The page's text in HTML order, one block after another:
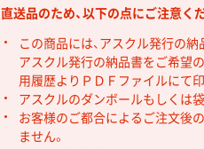
直送品のため、以下の点にご注意く
この商品には、アスクル発行の
アスクル発行の納品書をご希望
用履歴よりＰＤＦファイルにて
アスクルのダンボールもしくは
お客様のご都合によるご注文後の
ません。